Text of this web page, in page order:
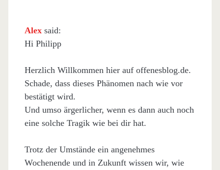
Alex said:
Hi Philipp
Herzlich Willkommen hier auf offenesblog.de.
Schade, dass dieses Phänomen nach wie vor
bestätigt wird.
Und umso ärgerlicher, wenn es dann auch noch
eine solche Tragik wie bei dir hat.
Trotz der Umstände ein angenehmes
Wochenende und in Zukunft wissen wir, wie